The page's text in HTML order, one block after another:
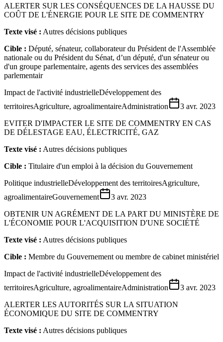
ALERTER SUR LES CONSÉQUENCES DE LA HAUSSE DU
COÛT DE L'ÉNERGIE POUR LE SITE DE COMMENTRY
Texte visé : Autres décisions publiques
Cible : Député, sénateur, collaborateur du Président de l'Assemblée
nationale ou du Président du Sénat, d’un député, d'un sénateur ou
d'un groupe parlementaire, agents des services des assemblées
parlementair
Impact de l'activité industrielleDéveloppement des
territoiresAgriculture, agroalimentaireAdministration
3 avr. 2023
EVITER D'IMPACTER LE SITE DE COMMENTRY EN CAS
DE DÉLESTAGE EAU, ÉLECTRICITÉ, GAZ
Texte visé : Autres décisions publiques
Cible : Titulaire d'un emploi à la décision du Gouvernement
Politique industrielleDéveloppement des territoiresAgriculture,
agroalimentaireGouvernement
3 avr. 2023
OBTENIR UN AGRÉMENT DE LA PART DU MINISTÈRE DE
L'ÉCONOMIE POUR L'ACQUISITION D'UNE SOCIÉTÉ
Texte visé : Autres décisions publiques
Cible : Membre du Gouvernement ou membre de cabinet ministériel
Impact de l'activité industrielleDéveloppement des
territoiresAgriculture, agroalimentaireAdministration
3 avr. 2023
ALERTER LES AUTORITÉS SUR LA SITUATION
ÉCONOMIQUE DU SITE DE COMMENTRY
Texte visé : Autres décisions publiques